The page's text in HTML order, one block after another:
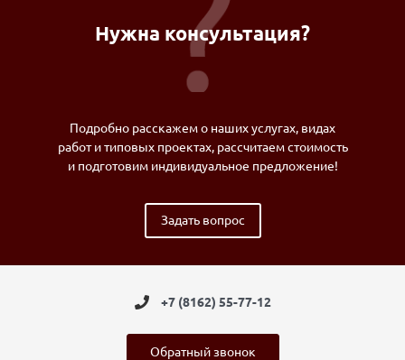
Нужна консультация?
Подробно расскажем о наших услугах, видах
работ и типовых проектах, рассчитаем стоимость
и подготовим индивидуальное предложение!
Задать вопрос
+7 (8162) 55-77-12
Обратный звонок